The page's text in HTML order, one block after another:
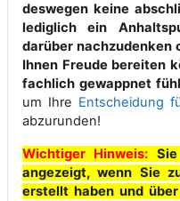
deswegen keine
lediglich ein
darüber nachzudenken
Ihnen Freude bereiten
fachlich gewappnet
um Ihre Entscheidung
abzurunden!
Wichtiger Hinweis:
angezeigt, wenn Sie
erstellt haben und